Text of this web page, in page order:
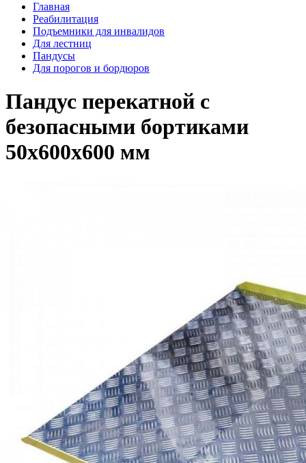
Главная
Реабилитация
Подъемники для инвалидов
Для лестниц
Пандусы
Для порогов и бордюров
Пандус перекатной с
безопасными бортиками
50х600х600 мм